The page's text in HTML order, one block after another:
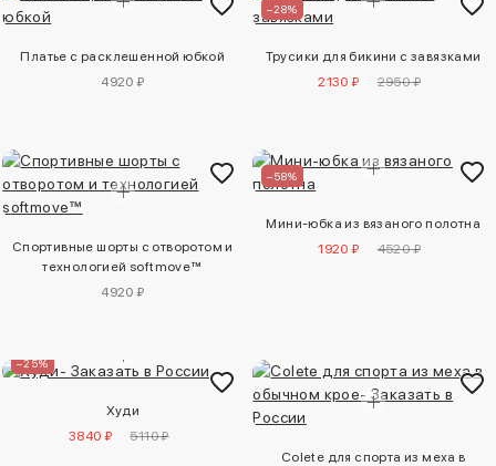
Платье с расклешенной юбкой
4920 ₽
–28%
Трусики для бикини с завязками
2130 ₽
2950 ₽
Спортивные шорты с отворотом и
технологией softmove™
4920 ₽
–58%
Мини-юбка из вязаного полотна
1920 ₽
4520 ₽
–25%
Худи
3840 ₽
5110 ₽
Colete для спорта из меха в